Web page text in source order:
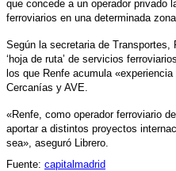
que concede a un operador privado
ferroviarios en una determinada
Según la secretaria de Transportes,
‘hoja de ruta’ de servicios
los que Renfe acumula
Cercanías y AVE.
«Renfe, como operador ferroviario
aportar a distintos proyectos
sea», aseguró Librero.
Fuente: capitalmadrid